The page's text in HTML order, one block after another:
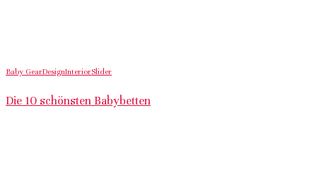
Baby GearDesignInteriorSlider
Die 10 schönsten Babybetten